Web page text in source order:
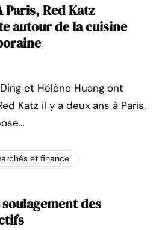
Paris, Red Katz
autour de la cuisine
et Hélène Huang ont
Katz il y a deux ans à Paris.
et finance
des